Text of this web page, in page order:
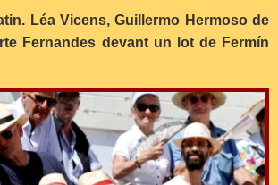
Léa Vicens, Guillermo Hermoso de
Fernandes devant un lot de Fermín